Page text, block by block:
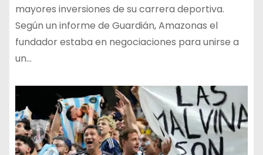
mayores inversiones de su carrera deportiva.
Según un informe de Guardián, Amazonas el
fundador estaba en negociaciones para unirse a
un…